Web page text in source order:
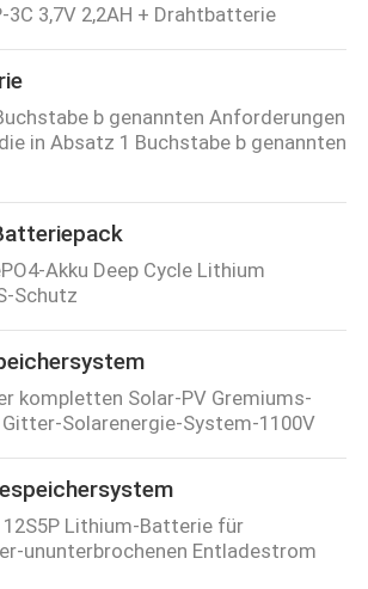
3C 3,7V 2,2AH + Drahtbatterie
b genannten Anforderungen
in Absatz 1 Buchstabe b genannten
Akku Deep Cycle Lithium
Schutz
kompletten Solar-PV Gremiums-
Solarenergie-System-1100V
12S5P Lithium-Batterie für
ununterbrochenen Entladestrom